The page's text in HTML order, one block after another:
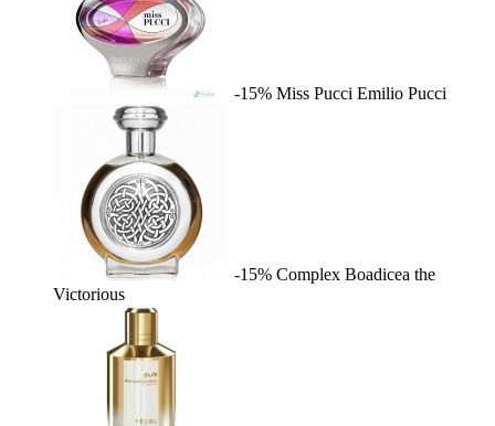
-15% Miss Pucci Emilio Pucci
-15% Complex Boadicea the
Victorious